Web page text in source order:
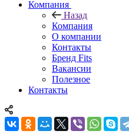
Компания
Назад
Компания
О компании
Контакты
Бренд Fits
Вакансии
Полезное
Контакты